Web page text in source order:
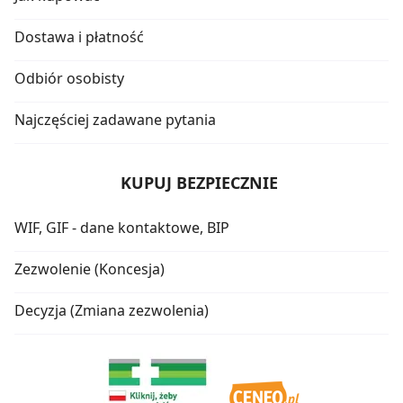
Dostawa i płatność
Odbiór osobisty
Najczęściej zadawane pytania
KUPUJ BEZPIECZNIE
WIF, GIF - dane kontaktowe, BIP
Zezwolenie (Koncesja)
Decyzja (Zmiana zezwolenia)